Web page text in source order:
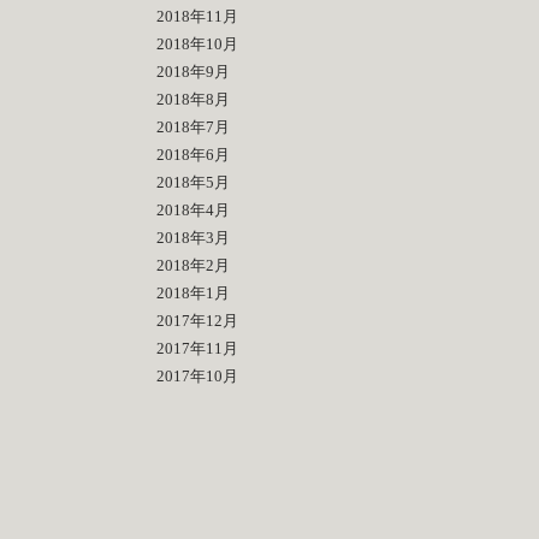
2018年11月
2018年10月
2018年9月
2018年8月
2018年7月
2018年6月
2018年5月
2018年4月
2018年3月
2018年2月
2018年1月
2017年12月
2017年11月
2017年10月